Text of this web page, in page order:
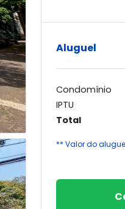
Aluguel
Condomínio
IPTU
Total
** Valor do